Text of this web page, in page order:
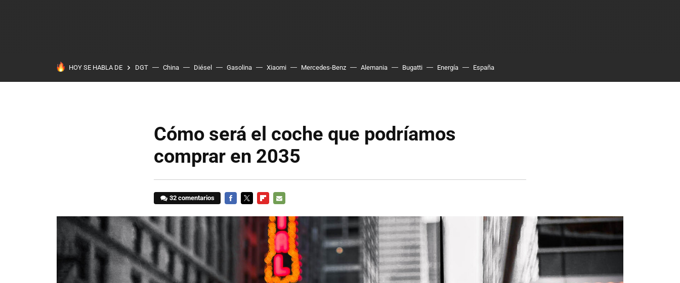
HOY SE HABLA DE DGT China Diésel Gasolina Xiaomi Mercedes-Benz Alemania Bugatti Energía España
Cómo será el coche que podríamos
comprar en 2035
32 comentarios
MAIL